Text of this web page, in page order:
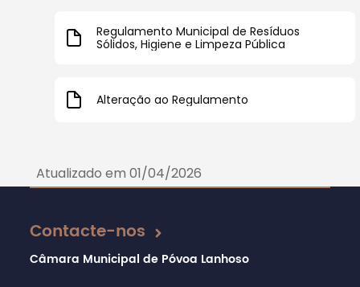
Regulamento Municipal de Resíduos
Sólidos, Higiene e Limpeza Pública
Alteração ao Regulamento
Atualizado em 01/04/2026
Contacte-nos
Câmara Municipal de Póvoa Lanhoso